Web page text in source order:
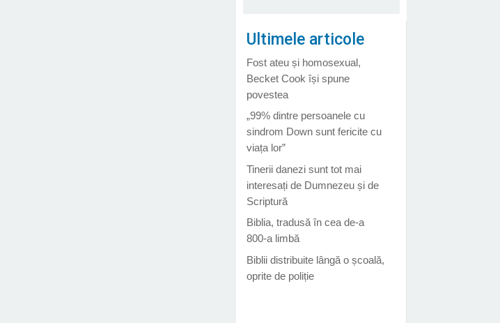
Ultimele articole
Fost ateu și homosexual,
Becket Cook își spune
povestea
„99% dintre persoanele cu
sindrom Down sunt fericite cu
viața lor”
Tinerii danezi sunt tot mai
interesați de Dumnezeu și de
Scriptură
Biblia, tradusă în cea de-a
800-a limbă
Biblii distribuite lângă o școală,
oprite de poliție